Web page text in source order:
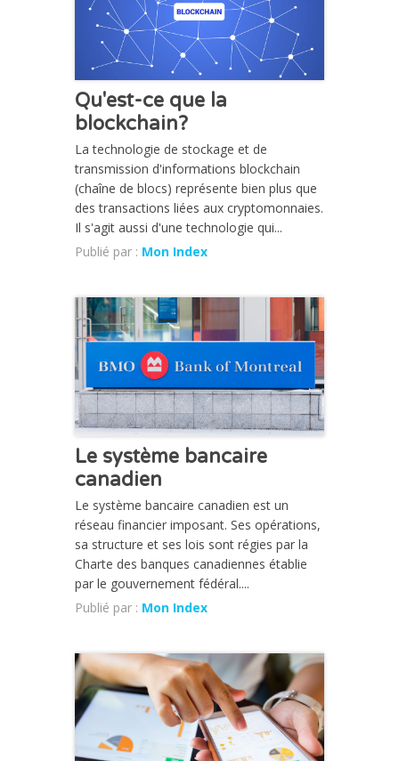
Qu'est-ce que la
blockchain?
La technologie de stockage et de
transmission d'informations blockchain
(chaîne de blocs) représente bien plus que
des transactions liées aux cryptomonnaies.
Il s'agit aussi d'une technologie qui...
Publié par : Mon Index
CHRONIQUE
Le système bancaire
canadien
Le système bancaire canadien est un
réseau financier imposant. Ses opérations,
sa structure et ses lois sont régies par la
Charte des banques canadiennes établie
par le gouvernement fédéral....
Publié par : Mon Index
CHRONIQUE